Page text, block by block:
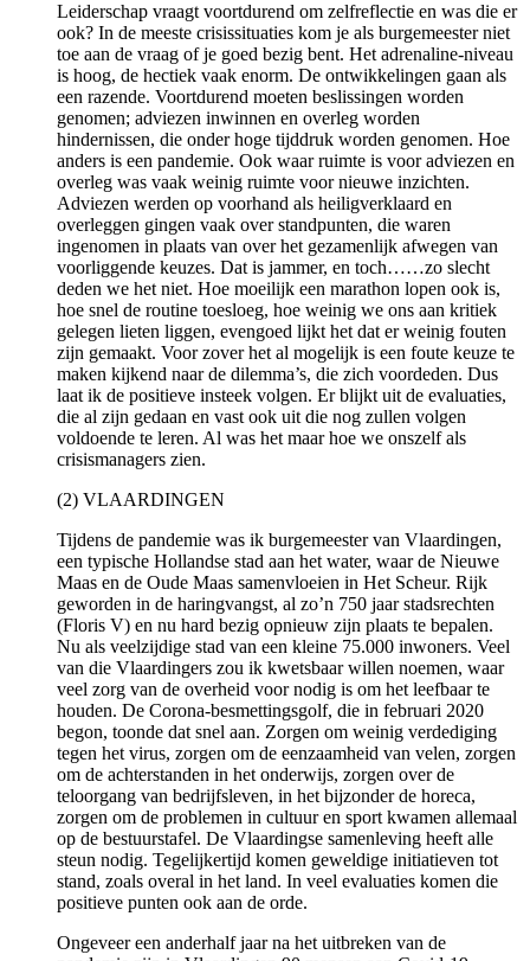
Leiderschap vraagt voortdurend om zelfreflectie en was die er
ook? In de meeste crisissituaties kom je als burgemeester niet
toe aan de vraag of je goed bezig bent. Het adrenaline-niveau
is hoog, de hectiek vaak enorm. De ontwikkelingen gaan als
een razende. Voortdurend moeten beslissingen worden
genomen; adviezen inwinnen en overleg worden
hindernissen, die onder hoge tijddruk worden genomen. Hoe
anders is een pandemie. Ook waar ruimte is voor adviezen en
overleg was vaak weinig ruimte voor nieuwe inzichten.
Adviezen werden op voorhand als heiligverklaard en
overleggen gingen vaak over standpunten, die waren
ingenomen in plaats van over het gezamenlijk afwegen van
voorliggende keuzes. Dat is jammer, en toch……zo slecht
deden we het niet. Hoe moeilijk een marathon lopen ook is,
hoe snel de routine toesloeg, hoe weinig we ons aan kritiek
gelegen lieten liggen, evengoed lijkt het dat er weinig fouten
zijn gemaakt. Voor zover het al mogelijk is een foute keuze te
maken kijkend naar de dilemma’s, die zich voordeden. Dus
laat ik de positieve insteek volgen. Er blijkt uit de evaluaties,
die al zijn gedaan en vast ook uit die nog zullen volgen
voldoende te leren. Al was het maar hoe we onszelf als
crisismanagers zien.
(2) VLAARDINGEN
Tijdens de pandemie was ik burgemeester van Vlaardingen,
een typische Hollandse stad aan het water, waar de Nieuwe
Maas en de Oude Maas samenvloeien in Het Scheur. Rijk
geworden in de haringvangst, al zo’n 750 jaar stadsrechten
(Floris V) en nu hard bezig opnieuw zijn plaats te bepalen.
Nu als veelzijdige stad van een kleine 75.000 inwoners. Veel
van die Vlaardingers zou ik kwetsbaar willen noemen, waar
veel zorg van de overheid voor nodig is om het leefbaar te
houden. De Corona-besmettingsgolf, die in februari 2020
begon, toonde dat snel aan. Zorgen om weinig verdediging
tegen het virus, zorgen om de eenzaamheid van velen, zorgen
om de achterstanden in het onderwijs, zorgen over de
teloorgang van bedrijfsleven, in het bijzonder de horeca,
zorgen om de problemen in cultuur en sport kwamen allemaal
op de bestuurstafel. De Vlaardingse samenleving heeft alle
steun nodig. Tegelijkertijd komen geweldige initiatieven tot
stand, zoals overal in het land. In veel evaluaties komen die
positieve punten ook aan de orde.
Ongeveer een anderhalf jaar na het uitbreken van de